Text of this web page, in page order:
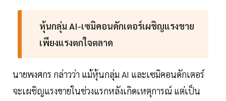
หุ้นกลุ่ม AI-เซมิคอนดักเตอร์เผชิญแรงขาย
เพียงแรงตกใจตลาด
นายพงศกร กล่าวว่า แม้หุ้นกลุ่ม AI และเซมิคอนดักเตอร์
จะเผชิญแรงขายในช่วงแรกหลังเกิดเหตุการณ์ แต่เป็น